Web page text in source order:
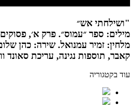
"ושילחתי אש״
מילים: ספר ״עמוס״. פרק א׳, פסוקים
מלחין: זמיר עמנואל. שירה: כהן שלום.
קאבר, תוספות נגינה, עריכת סאונד
עוד בקטגוריה